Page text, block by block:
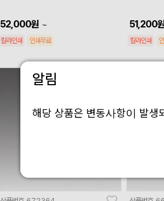
52,000원 ~
칼라인쇄 인쇄무료
51,200
칼라인쇄
알림
해당 상품은 변동사항이 발생